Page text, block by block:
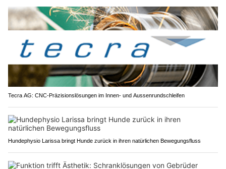
Tecra AG: CNC-Präzisionslösungen im Innen- und Aussenrundschleifen
Hundephysio Larissa bringt Hunde zurück in ihren natürlichen Bewegungsfluss